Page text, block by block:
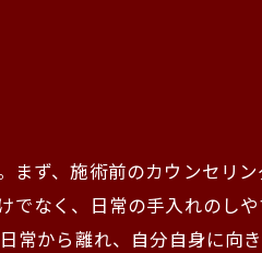
ず、施術前のカウンセリン
でなく、日常の手入れのし
常から離れ、自分自身に向